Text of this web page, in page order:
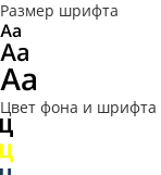
Размер шрифта
Цвет фона и шрифта